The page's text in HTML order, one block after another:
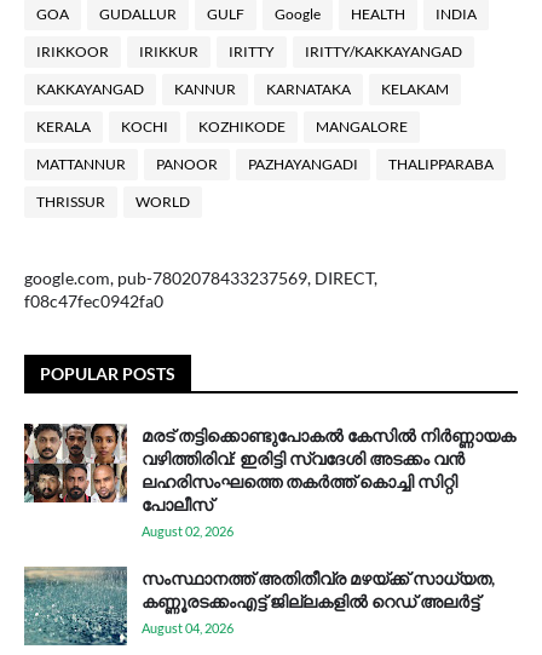
GOA GUDALLUR GULF Google HEALTH INDIA
IRIKKOOR IRIKKUR IRITTY IRITTY/KAKKAYANGAD
KAKKAYANGAD KANNUR KARNATAKA KELAKAM
KERALA KOCHI KOZHIKODE MANGALORE
MATTANNUR PANOOR PAZHAYANGADI THALIPPARABA
THRISSUR WORLD
google.com, pub-7802078433237569, DIRECT,
f08c47fec0942fa0
POPULAR POSTS
മരട് തട്ടിക്കൊണ്ടുപോകൽ കേസിൽ നിർണ്ണായക
വഴിത്തിരിവ്: ഇരിട്ടി സ്വദേശി അടക്കം വൻ
ലഹരിസംഘത്തെ തകർത്ത് കൊച്ചി സിറ്റി
പോലീസ്
August 02, 2026
സം​സ്ഥാ​ന​ത്ത് അ​തി​തീ​വ്ര മ​ഴ​യ്ക്ക് സാ​ധ്യ​ത,
കണ്ണൂരടക്കംഎ​ട്ട് ജി​ല്ല​ക​ളി​ൽ റെ​ഡ് അ​ലർ​ട്ട്
August 04, 2026